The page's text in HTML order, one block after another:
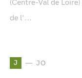
(Centre-Val de
de l'...
J JO